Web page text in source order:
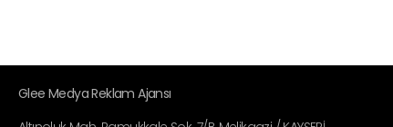
Glee Medya Reklam Ajansı